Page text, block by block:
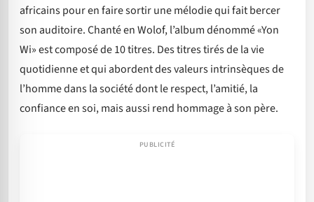
africains pour en faire sortir une mélodie qui fait bercer
son auditoire. Chanté en Wolof, l’album dénommé «Yon
Wi» est composé de 10 titres. Des titres tirés de la vie
quotidienne et qui abordent des valeurs intrinsèques de
l’homme dans la société dont le respect, l’amitié, la
confiance en soi, mais aussi rend hommage à son père.